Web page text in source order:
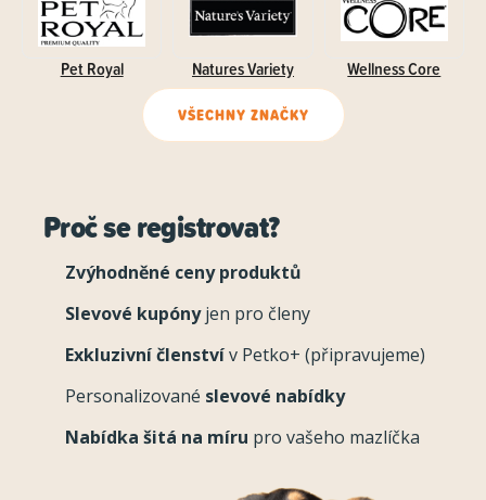
Pet Royal Natures Variety Wellness Core
VŠECHNY ZNAČKY
Proč se registrovat?
Zvýhodněné ceny produktů
Slevové kupónyjen pro členy
Exkluzivní členstvív Petko+ (připravujeme)
Personalizované slevové nabídky
Nabídka šitá na míru pro vašeho mazlíčka